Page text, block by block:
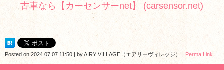
古車なら【カーセンサーnet】 (carsensor.net)
Posted on 2024.07.07 11:50 | byAIRY VILLAGE（エアリーヴィレッジ） | Perma Link